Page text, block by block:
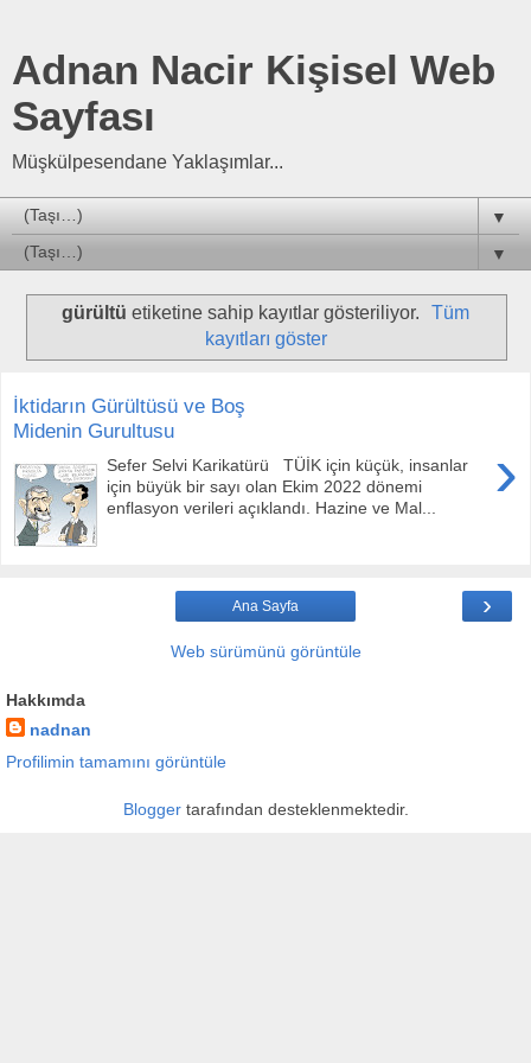
Adnan Nacir Kişisel Web
Sayfası
Müşkülpesendane Yaklaşımlar...
▼
▼
gürültü etiketine sahip kayıtlar gösteriliyor.
Tüm
kayıtları göster
İktidarın Gürültüsü ve Boş
Midenin Gurultusu
›
Sefer Selvi Karikatürü TÜİK için küçük, insanlar
için büyük bir sayı olan Ekim 2022 dönemi
enflasyon verileri açıklandı. Hazine ve Mal...
›
Ana Sayfa
Web sürümünü görüntüle
Hakkımda
nadnan
Profilimin tamamını görüntüle
Bloggertarafından desteklenmektedir.